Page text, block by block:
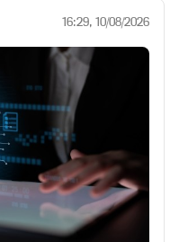
16:29, 10/08/2026